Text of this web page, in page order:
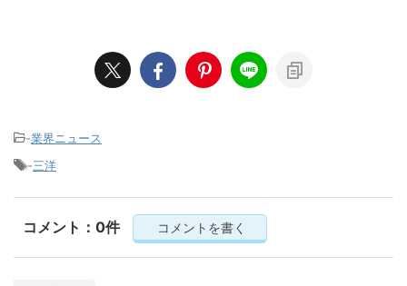
-業界ニュース
-三洋
コメント：0件 コメントを書く